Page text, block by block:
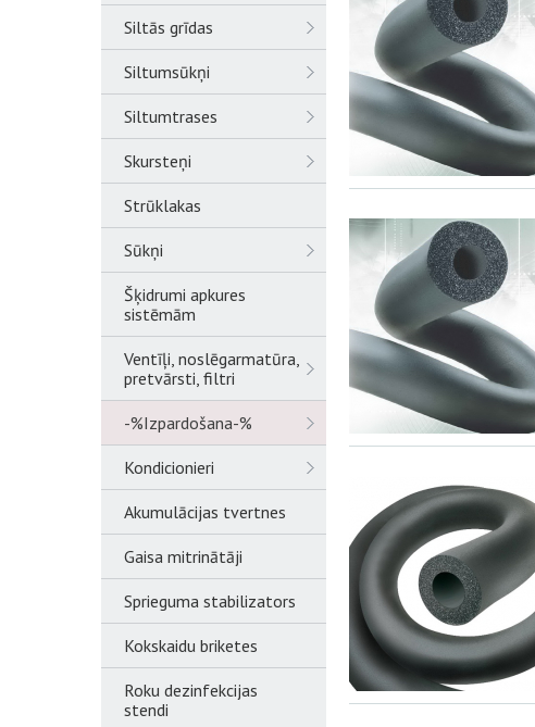
Siltās grīdas
Siltumsūkņi
Siltumtrases
Skursteņi
Strūklakas
Sūkņi
Šķidrumi apkures
sistēmām
Ventīļi, noslēgarmatūra,
pretvārsti, filtri
-%Izpardošana-%
Kondicionieri
Akumulācijas tvertnes
Gaisa mitrinātāji
Sprieguma stabilizators
Kokskaidu briketes
Roku dezinfekcijas
stendi